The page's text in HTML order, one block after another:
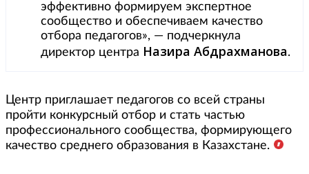
эффективно формируем экспертное
сообщество и обеспечиваем качество
отбора педагогов», — подчеркнула
директор центра Назира Абдрахманова.
Центр приглашает педагогов со всей страны
пройти конкурсный отбор и стать частью
профессионального сообщества, формирующего
качество среднего образования в Казахстане.